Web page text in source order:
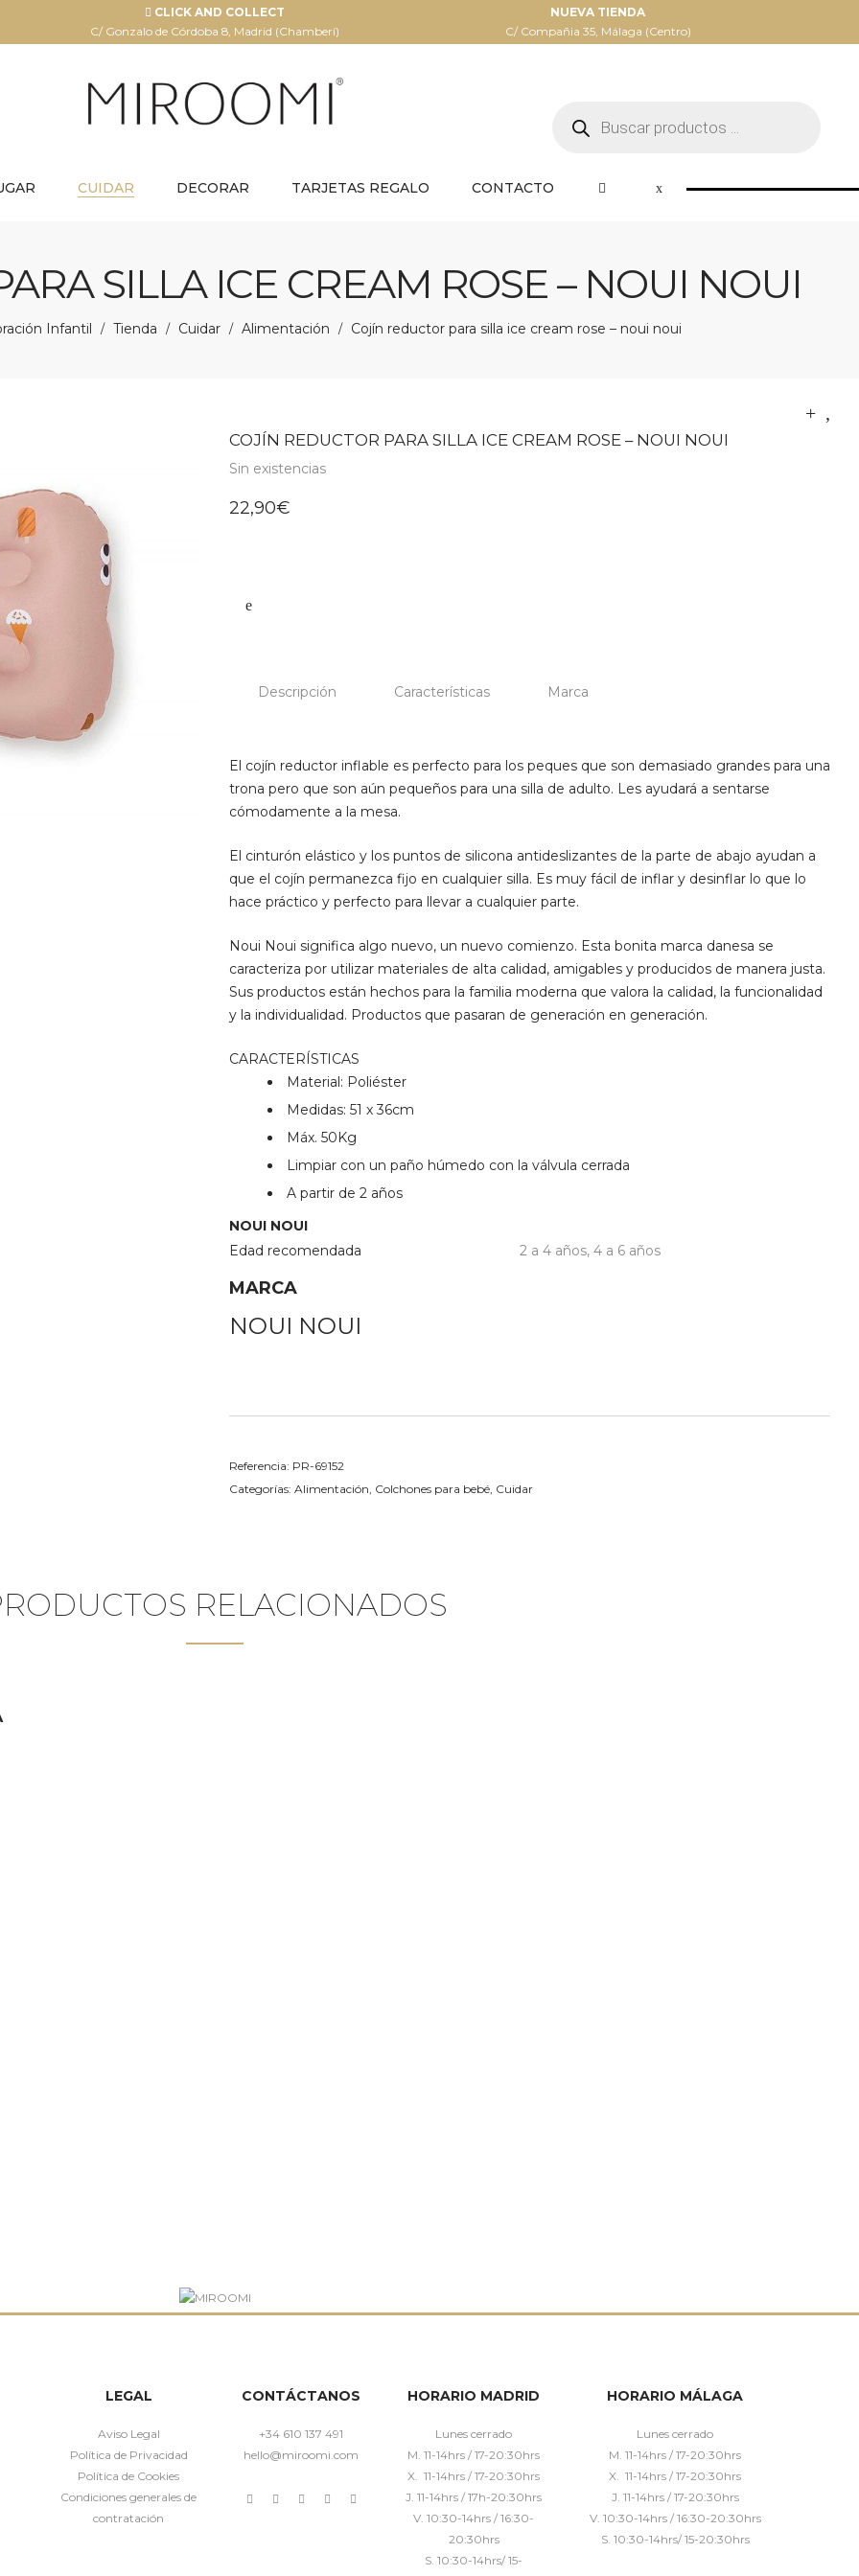
CLICK AND COLLECT
C/ Gonzalo de Córdoba 8, Madrid (Chamberí)
NUEVA TIENDA
C/ Compañia 35, Málaga (Centro)
productos
CUIDAR DECORAR TARJETAS REGALO CONTACTO
SILLA ICE CREAM ROSE – NOUI NOUI
Infantil / Tienda / Cuidar / Alimentación / Cojín reductor para silla ice cream rose – noui noui
COJÍN REDUCTOR PARA SILLA ICE CREAM ROSE – NOUI NOUI
Sin existencias
22,90€
Descripción Características Marca
El cojín reductor inflable es perfecto para los peques que son demasiado grandes para una
trona pero que son aún pequeños para una silla de adulto. Les ayudará a sentarse
cómodamente a la mesa.
El cinturón elástico y los puntos de silicona antideslizantes de la parte de abajo ayudan a
que el cojín permanezca fijo en cualquier silla. Es muy fácil de inflar y desinflar lo que lo
hace práctico y perfecto para llevar a cualquier parte.
Noui Noui significa algo nuevo, un nuevo comienzo. Esta bonita marca danesa se
caracteriza por utilizar materiales de alta calidad, amigables y producidos de manera justa.
Sus productos están hechos para la familia moderna que valora la calidad, la funcionalidad
y la individualidad. Productos que pasaran de generación en generación.
CARACTERÍSTICAS
Material: Poliéster
Medidas: 51 x 36cm
Máx. 50Kg
Limpiar con un paño húmedo con la válvula cerrada
A partir de 2 años
NOUI NOUI
Edad recomendada
2 a 4 años, 4 a 6 años
MARCA
NOUI NOUI
Referencia: PR-69152
Categorías: Alimentación Colchones para bebé Cuidar
RELACIONADOS
LEGAL
Aviso Legal
Política de Privacidad
Política de Cookies
Condiciones generales de
contratación
CONTÁCTANOS
+34 610 137 491
hello@miroomi.com
HORARIO MADRID
Lunes cerrado
M. 11-14hrs / 17-20:30hrs
X. 11-14hrs / 17-20:30hrs
J. 11-14hrs / 17h-20:30hrs
V. 10:30-14hrs / 16:30-
20:30hrs
S. 10:30-14hrs/ 15-
HORARIO MÁLAGA
Lunes cerrado
M. 11-14hrs / 17-20:30hrs
X. 11-14hrs / 17-20:30hrs
J. 11-14hrs / 17-20:30hrs
V. 10:30-14hrs / 16:30-20:30hrs
S. 10:30-14hrs/ 15-20:30hrs